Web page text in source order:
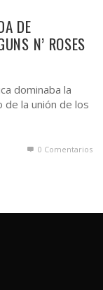
DE
N’ ROSES
dominaba la
la unión de los
0 Comentarios